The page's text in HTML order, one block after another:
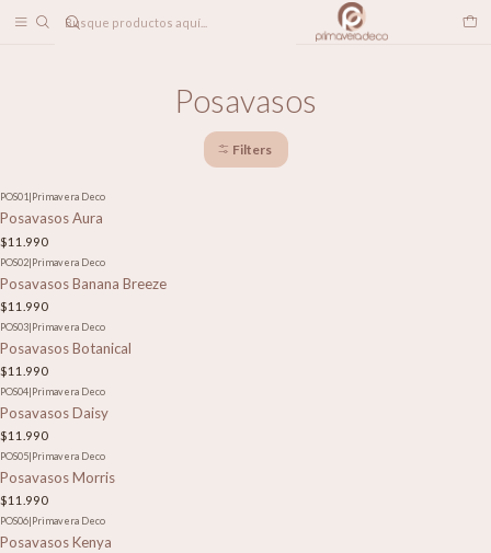
LINEA DECO Posavasos
Posavasos
Filters
POS01 Primavera Deco
Posavasos Aura
$11.990
POS02|Primavera Deco
Posavasos Banana Breeze
$11.990
POS03|Primavera Deco
Posavasos Botanical
$11.990
POS04|Primavera Deco
Posavasos Daisy
$11.990
POS05|Primavera Deco
Posavasos Morris
$11.990
POS06|Primavera Deco
Posavasos Kenya